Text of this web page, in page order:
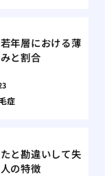
年層における薄
と割合
症
と勘違いして失
の特徴